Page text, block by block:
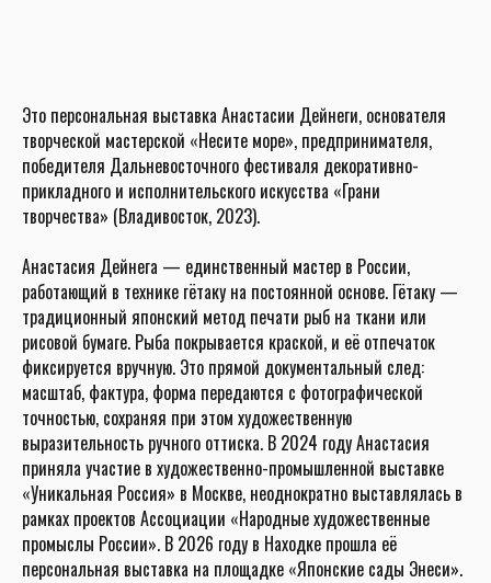
Это персональная выставка Анастасии Дейнеги, основателя
творческой мастерской «Несите море», предпринимателя,
победителя Дальневосточного фестиваля декоративно-
прикладного и исполнительского искусства «Грани
творчества» (Владивосток, 2023).
Анастасия Дейнега — единственный мастер в России,
работающий в технике гётаку на постоянной основе. Гётаку —
традиционный японский метод печати рыб на ткани или
рисовой бумаге. Рыба покрывается краской, и её отпечаток
фиксируется вручную. Это прямой документальный след:
масштаб, фактура, форма передаются с фотографической
точностью, сохраняя при этом художественную
выразительность ручного оттиска. В 2024 году Анастасия
приняла участие в художественно-промышленной выставке
«Уникальная Россия» в Москве, неоднократно выставлялась в
рамках проектов Ассоциации «Народные художественные
промыслы России». В 2026 году в Находке прошла её
персональная выставка на площадке «Японские сады Энеси».